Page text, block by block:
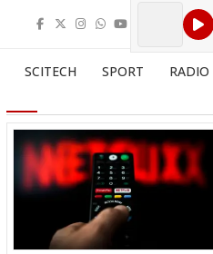
SCITECH SPORT RADIO